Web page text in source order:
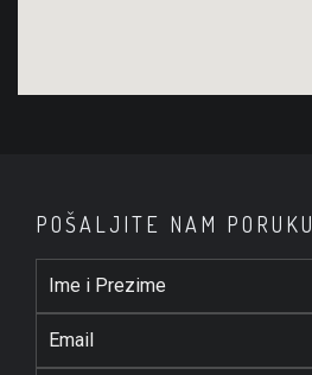
POŠALJITE NAM PORUKU